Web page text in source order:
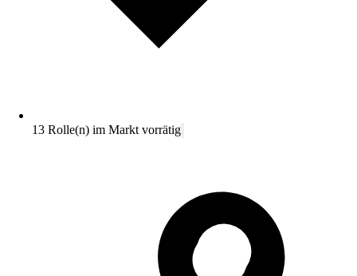
13 Rolle(n) im Markt vorrätig